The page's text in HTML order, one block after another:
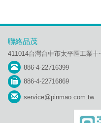
聯絡品茂
411014台灣台中市太平區工業
886-4-22716399
886-4-22716869
service@pinmao.com.tw